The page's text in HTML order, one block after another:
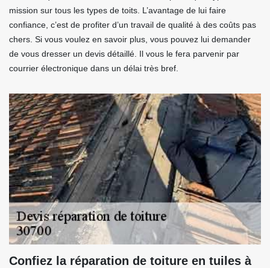
mission sur tous les types de toits. L’avantage de lui faire
confiance, c’est de profiter d’un travail de qualité à des coûts pas
chers. Si vous voulez en savoir plus, vous pouvez lui demander
de vous dresser un devis détaillé. Il vous le fera parvenir par
courrier électronique dans un délai très bref.
Confiez la réparation de toiture en tuiles à